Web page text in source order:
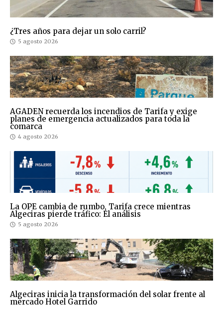
¿Tres años para dejar un solo carril?
5 agosto 2026
AGADEN recuerda los incendios de Tarifa y exige
planes de emergencia actualizados para toda la
comarca
4 agosto 2026
La OPE cambia de rumbo, Tarifa crece mientras
Algeciras pierde tráfico: El análisis
5 agosto 2026
Algeciras inicia la transformación del solar frente al
mercado Hotel Garrido